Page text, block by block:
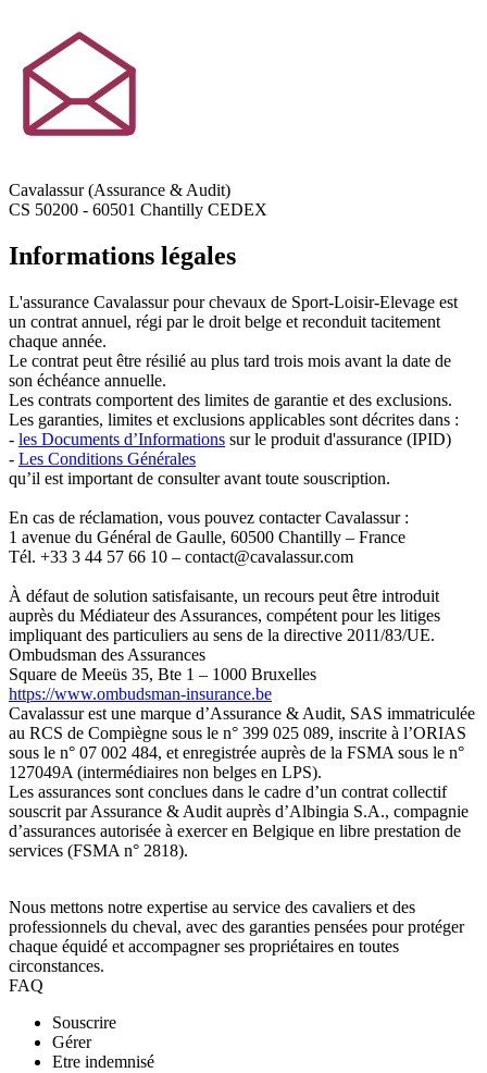
Cavalassur (Assurance & Audit)
CS 50200 - 60501 Chantilly CEDEX
Informations légales
L'assurance Cavalassur pour chevaux de Sport-Loisir-Elevage est
un contrat annuel, régi par le droit belge et reconduit tacitement
chaque année.
Le contrat peut être résilié au plus tard trois mois avant la date de
son échéance annuelle.
Les contrats comportent des limites de garantie et des exclusions.
Les garanties, limites et exclusions applicables sont décrites dans :
- les Documents d’Informations sur le produit d'assurance (IPID)
- Les Conditions Générales
qu’il est important de consulter avant toute souscription.
En cas de réclamation, vous pouvez contacter Cavalassur :
1 avenue du Général de Gaulle, 60500 Chantilly – France
Tél. +33 3 44 57 66 10 – contact@cavalassur.com
À défaut de solution satisfaisante, un recours peut être introduit
auprès du Médiateur des Assurances, compétent pour les litiges
impliquant des particuliers au sens de la directive 2011/83/UE.
Ombudsman des Assurances
Square de Meeüs 35, Bte 1 – 1000 Bruxelles
https://www.ombudsman-insurance.be
Cavalassur est une marque d’Assurance & Audit, SAS immatriculée
au RCS de Compiègne sous le n° 399 025 089, inscrite à l’ORIAS
sous le n° 07 002 484, et enregistrée auprès de la FSMA sous le n°
127049A (intermédiaires non belges en LPS).
Les assurances sont conclues dans le cadre d’un contrat collectif
souscrit par Assurance & Audit auprès d’Albingia S.A., compagnie
d’assurances autorisée à exercer en Belgique en libre prestation de
services (FSMA n° 2818).
Nous mettons notre expertise au service des cavaliers et des
professionnels du cheval, avec des garanties pensées pour protéger
chaque équidé et accompagner ses propriétaires en toutes
circonstances.
FAQ
Souscrire
Gérer
Etre indemnisé